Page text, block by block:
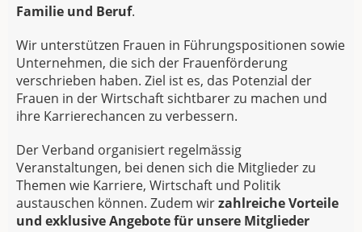
Familie und Beruf.
Wir unterstützen Frauen in Führungspositionen sowie
Unternehmen, die sich der Frauenförderung
verschrieben haben. Ziel ist es, das Potenzial der
Frauen in der Wirtschaft sichtbarer zu machen und
ihre Karrierechancen zu verbessern.
Der Verband organisiert regelmässig
Veranstaltungen, bei denen sich die Mitglieder zu
Themen wie Karriere, Wirtschaft und Politik
austauschen können. Zudem wirzahlreiche Vorteile
und exklusive Angebote für unsere Mitglieder​